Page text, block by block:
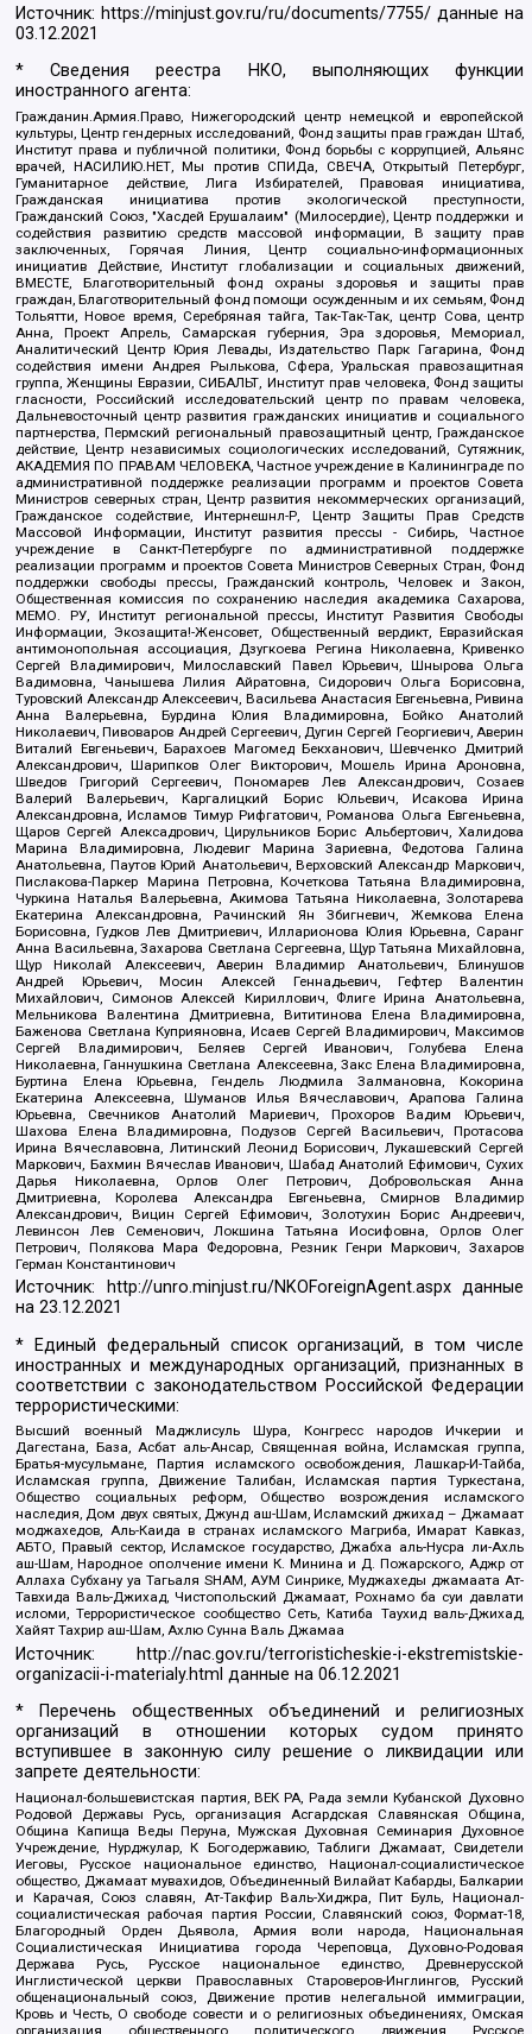
Источник: https://minjust.gov.ru/ru/documents/7755/ данные на
03.12.2021
* Сведения реестра НКО, выполняющих функции
иностранного агента:
Гражданин.Армия.Право, Нижегородский центр немецкой и европейской
культуры, Центр гендерных исследований, Фонд защиты прав граждан Штаб,
Институт права и публичной политики, Фонд борьбы с коррупцией, Альянс
врачей, НАСИЛИЮ.НЕТ, Мы против СПИДа, СВЕЧА, Открытый Петербург,
Гуманитарное действие, Лига Избирателей, Правовая инициатива,
Гражданская инициатива против экологической преступности,
Гражданский Союз, "Хасдей Ерушалаим" (Милосердие), Центр поддержки и
содействия развитию средств массовой информации, В защиту прав
заключенных, Горячая Линия, Центр социально-информационных
инициатив Действие, Институт глобализации и социальных движений,
ВМЕСТЕ, Благотворительный фонд охраны здоровья и защиты прав
граждан, Благотворительный фонд помощи осужденным и их семьям, Фонд
Тольятти, Новое время, Серебряная тайга, Так-Так-Так, центр Сова, центр
Анна, Проект Апрель, Самарская губерния, Эра здоровья, Мемориал,
Аналитический Центр Юрия Левады, Издательство Парк Гагарина, Фонд
содействия имени Андрея Рылькова, Сфера, Уральская правозащитная
группа, Женщины Евразии, СИБАЛЬТ, Институт прав человека, Фонд защиты
гласности, Российский исследовательский центр по правам человека,
Дальневосточный центр развития гражданских инициатив и социального
партнерства, Пермский региональный правозащитный центр, Гражданское
действие, Центр независимых социологических исследований, Сутяжник,
АКАДЕМИЯ ПО ПРАВАМ ЧЕЛОВЕКА, Частное учреждение в Калининграде по
административной поддержке реализации программ и проектов Совета
Министров северных стран, Центр развития некоммерческих организаций,
Гражданское содействие, Интернешнл-Р, Центр Защиты Прав Средств
Массовой Информации, Институт развития прессы - Сибирь, Частное
учреждение в Санкт-Петербурге по административной поддержке
реализации программ и проектов Совета Министров Северных Стран, Фонд
поддержки свободы прессы, Гражданский контроль, Человек и Закон,
Общественная комиссия по сохранению наследия академика Сахарова,
МЕМО. РУ, Институт региональной прессы, Институт Развития Свободы
Информации, Экозащита!-Женсовет, Общественный вердикт, Евразийская
антимонопольная ассоциация, Дзугкоева Регина Николаевна, Кривенко
Сергей Владимирович, Милославский Павел Юрьевич, Шнырова Ольга
Вадимовна, Чанышева Лилия Айратовна, Сидорович Ольга Борисовна,
Туровский Александр Алексеевич, Васильева Анастасия Евгеньевна, Ривина
Анна Валерьевна, Бурдина Юлия Владимировна, Бойко Анатолий
Николаевич, Пивоваров Андрей Сергеевич, Дугин Сергей Георгиевич, Аверин
Виталий Евгеньевич, Барахоев Магомед Бекханович, Шевченко Дмитрий
Александрович, Шарипков Олег Викторович, Мошель Ирина Ароновна,
Шведов Григорий Сергеевич, Пономарев Лев Александрович, Созаев
Валерий Валерьевич, Каргалицкий Борис Юльевич, Исакова Ирина
Александровна, Исламов Тимур Рифгатович, Романова Ольга Евгеньевна,
Щаров Сергей Алексадрович, Цирульников Борис Альбертович, Халидова
Марина Владимировна, Людевиг Марина Зариевна, Федотова Галина
Анатольевна, Паутов Юрий Анатольевич, Верховский Александр Маркович,
Пислакова-Паркер Марина Петровна, Кочеткова Татьяна Владимировна,
Чуркина Наталья Валерьевна, Акимова Татьяна Николаевна, Золотарева
Екатерина Александровна, Рачинский Ян Збигневич, Жемкова Елена
Борисовна, Гудков Лев Дмитриевич, Илларионова Юлия Юрьевна, Саранг
Анна Васильевна, Захарова Светлана Сергеевна, Щур Татьяна Михайловна,
Щур Николай Алексеевич, Аверин Владимир Анатольевич, Блинушов
Андрей Юрьевич, Мосин Алексей Геннадьевич, Гефтер Валентин
Михайлович, Симонов Алексей Кириллович, Флиге Ирина Анатольевна,
Мельникова Валентина Дмитриевна, Вититинова Елена Владимировна,
Баженова Светлана Куприяновна, Исаев Сергей Владимирович, Максимов
Сергей Владимирович, Беляев Сергей Иванович, Голубева Елена
Николаевна, Ганнушкина Светлана Алексеевна, Закс Елена Владимировна,
Буртина Елена Юрьевна, Гендель Людмила Залмановна, Кокорина
Екатерина Алексеевна, Шуманов Илья Вячеславович, Арапова Галина
Юрьевна, Свечников Анатолий Мариевич, Прохоров Вадим Юрьевич,
Шахова Елена Владимировна, Подузов Сергей Васильевич, Протасова
Ирина Вячеславовна, Литинский Леонид Борисович, Лукашевский Сергей
Маркович, Бахмин Вячеслав Иванович, Шабад Анатолий Ефимович, Сухих
Дарья Николаевна, Орлов Олег Петрович, Добровольская Анна
Дмитриевна, Королева Александра Евгеньевна, Смирнов Владимир
Александрович, Вицин Сергей Ефимович, Золотухин Борис Андреевич,
Левинсон Лев Семенович, Локшина Татьяна Иосифовна, Орлов Олег
Петрович, Полякова Мара Федоровна, Резник Генри Маркович, Захаров
Герман Константинович
Источник: http://unro.minjust.ru/NKOForeignAgent.aspxданные
на23.12.2021
* Единый федеральный список организаций, в том числе
иностранных и международных организаций, признанных в
соответствии с законодательством Российской Федерации
террористическими:
Высший военный Маджлисуль Шура, Конгресс народов Ичкерии и
Дагестана, База, Асбат аль-Ансар, Священная война, Исламская группа,
Братья-мусульмане, Партия исламского освобождения, Лашкар-И-Тайба,
Исламская группа, Движение Талибан, Исламская партия Туркестана,
Общество социальных реформ, Общество возрождения исламского
наследия, Дом двух святых, Джунд аш-Шам, Исламский джихад – Джамаат
моджахедов, Аль-Каида в странах исламского Магриба, Имарат Кавказ,
АБТО, Правый сектор, Исламское государство, Джабха аль-Нусра ли-Ахль
аш-Шам, Народное ополчение имени К. Минина и Д. Пожарского, Аджр от
Аллаха Субхану уа Тагьаля SHAM, АУМ Синрике, Муджахеды джамаата Ат-
Тавхида Валь-Джихад, Чистопольский Джамаат, Рохнамо ба суи давлати
исломи, Террористическое сообщество Сеть, Катиба Таухид валь-Джихад,
Хайят Тахрир аш-Шам, Ахлю Сунна Валь Джамаа
Источник:
http://nac.gov.ru/terroristicheskie-i-ekstremistskie-
organizacii-i-materialy.html данные на06.12.2021
* Перечень общественных объединений и религиозных
организаций в отношении которых судом принято
вступившее в законную силу решение о ликвидации или
запрете деятельности:
Национал-большевистская партия, ВЕК РА, Рада земли Кубанской Духовно
Родовой Державы Русь, организация Асгардская Славянская Община,
Община Капища Веды Перуна, Мужская Духовная Семинария Духовное
Учреждение, Нурджулар, К Богодержавию, Таблиги Джамаат, Свидетели
Иеговы, Русское национальное единство, Национал-социалистическое
общество, Джамаат мувахидов, Объединенный Вилайат Кабарды, Балкарии
и Карачая, Союз славян, Ат-Такфир Валь-Хиджра, Пит Буль, Национал-
социалистическая рабочая партия России, Славянский союз, Формат-18,
Благородный Орден Дьявола, Армия воли народа, Национальная
Социалистическая Инициатива города Череповца, Духовно-Родовая
Держава Русь, Русское национальное единство, Древнерусской
Инглистической церкви Православных Староверов-Инглингов, Русский
общенациональный союз, Движение против нелегальной иммиграции,
Кровь и Честь, О свободе совести и о религиозных объединениях, Омская
организация общественного политического движения Русское